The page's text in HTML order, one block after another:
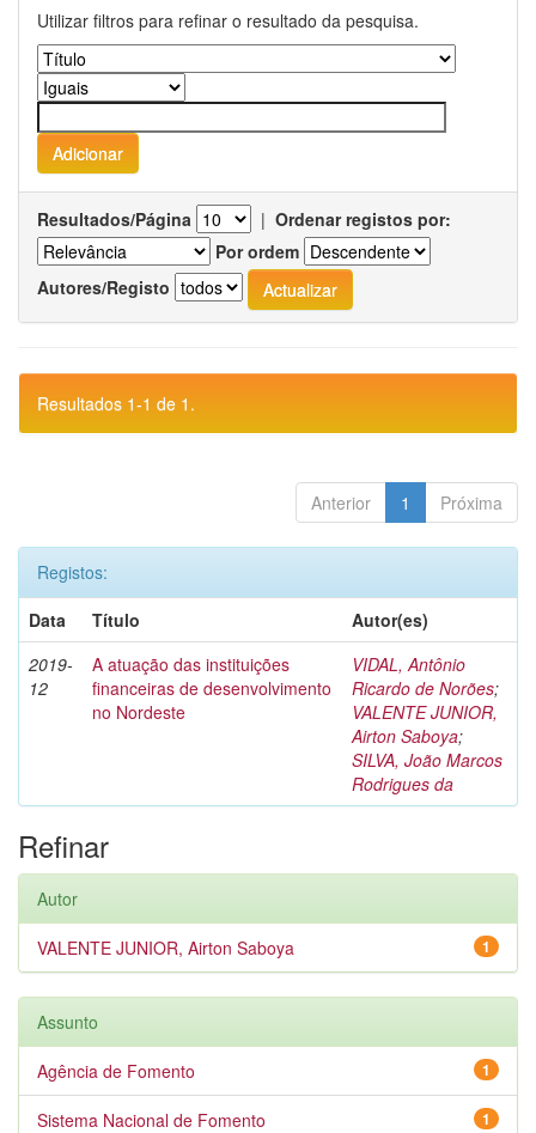
Utilizar filtros para refinar o resultado da pesquisa.
Resultados/Página | Ordenar registos por:
Por ordem
Autores/Registo
Resultados 1-1 de 1.
Anterior 1 Próxima
Registos:
Data
Título
Autor(es)
2019-
12
A atuação das instituições
financeiras de desenvolvimento
no Nordeste
VIDAL, Antônio
Ricardo de Norões;
VALENTE JUNIOR,
Airton Saboya;
SILVA, João Marcos
Rodrigues da
Refinar
Autor
1
VALENTE JUNIOR, Airton Saboya
Assunto
1
Agência de Fomento
1
Sistema Nacional de Fomento